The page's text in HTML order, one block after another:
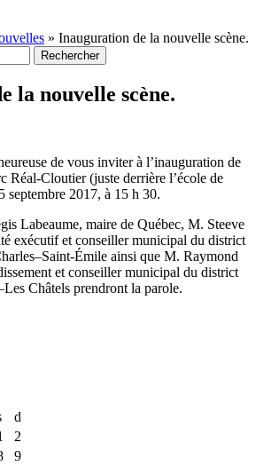
» Inauguration de la nouvelle scène.
la nouvelle scène.
de vous inviter à l’inauguration de
Réal-Cloutier (juste derrière l’école de
septembre 2017, à 15 h 30.
Labeaume, maire de Québec, M. Steeve
exécutif et conseiller municipal du district
Émile ainsi que M. Raymond
et conseiller municipal du district
Châtels prendront la parole.
d
2
9